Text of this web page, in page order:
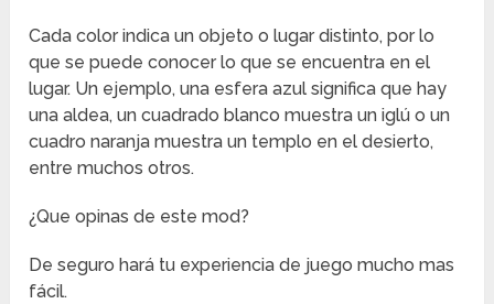
Cada color indica un objeto o lugar distinto, por lo
que se puede conocer lo que se encuentra en el
lugar. Un ejemplo, una esfera azul significa que hay
una aldea, un cuadrado blanco muestra un iglú o un
cuadro naranja muestra un templo en el desierto,
entre muchos otros.
¿Que opinas de este mod?
De seguro hará tu experiencia de juego mucho mas
fácil.